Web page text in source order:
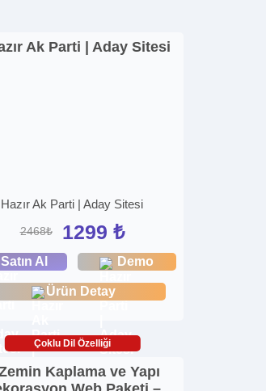
Hazır Ak Parti | Aday Sitesi
2468₺ 1299 ₺
Satın Al Demo
Ürün Detay
Çoklu Dil Özelliği